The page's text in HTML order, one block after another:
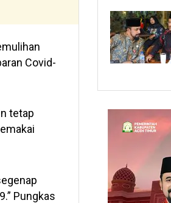
Covid-
tetap
Pungkas